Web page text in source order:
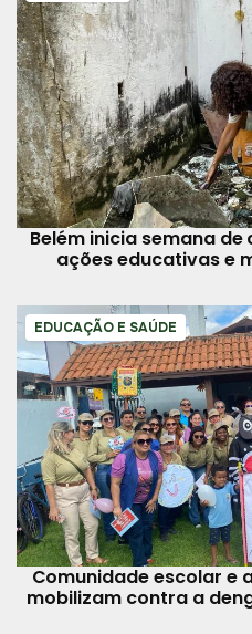
Belém inicia semana
ações educativas e
EDUCAÇÃO E SAÚDE
Comunidade escolar e
mobilizam contra a